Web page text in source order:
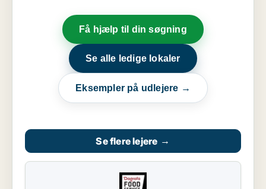
Få hjælp til din søgning
Se alle ledige lokaler
Eksempler på udlejere →
Se flere lejere →